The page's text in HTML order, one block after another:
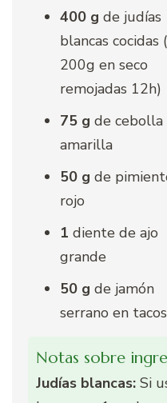
400 g de judías
blancas cocidas
200g en seco
remojadas 12h)
75 g de cebolla
amarilla
50 g de
rojo
1 diente de ajo
grande
50 g de jamón
serrano en tacos
Notas sobre
Judías blancas: Si